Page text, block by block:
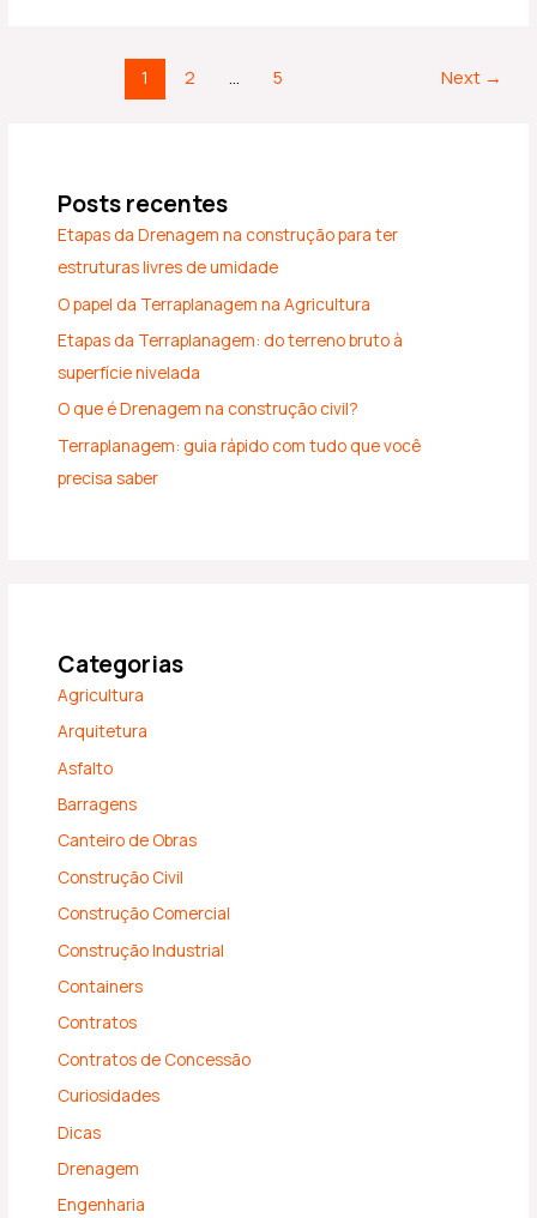
1 2 5 Next →
Posts recentes
Etapas da Drenagem na construção para ter
estruturas livres de umidade
O papel da Terraplanagem na Agricultura
Etapas da Terraplanagem: do terreno bruto à
superfície nivelada
O que é Drenagem na construção civil?
Terraplanagem: guia rápido com tudo que você
precisa saber
Categorias
Agricultura
Arquitetura
Asfalto
Barragens
Canteiro de Obras
Construção Civil
Construção Comercial
Construção Industrial
Containers
Contratos
Contratos de Concessão
Curiosidades
Dicas
Drenagem
Engenharia